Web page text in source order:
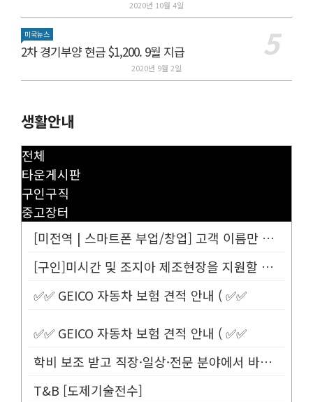
2020년 10월 4일
미국뉴스
2차 경기부양 현금 $1,200. 9월 지급
2020년 9월 2일
생활안내
전체
타운게시판
구인구직
중고장터
[미전역 | 스마트폰 부업/창업] 고객 이름만 넣으면 평생 연금 20% ...
[구인]미시간 및 조지아 제조현장을 지원할 Customer Service...
✅✅ GEICO 자동차 보험 견적 안내 ( ✅✅
✅✅ GEICO 자동차 보험 견적 안내 ( ✅✅
학비 보조 받고 직장·일상·전문 분야에서 바로 사용할 수 있는 영어 배우...
T&B [도제기술전수]